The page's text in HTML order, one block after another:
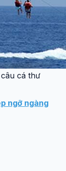
cá thư
ngỡ ngàng